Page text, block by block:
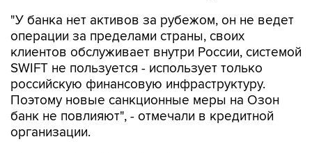
"У банка нет активов за рубежом, он не ведет
операции за пределами страны, своих
клиентов обслуживает внутри России, системой
SWIFT не пользуется - использует только
российскую финансовую инфраструктуру.
Поэтому новые санкционные меры на Озон
банк не повлияют", - отмечали в кредитной
организации.